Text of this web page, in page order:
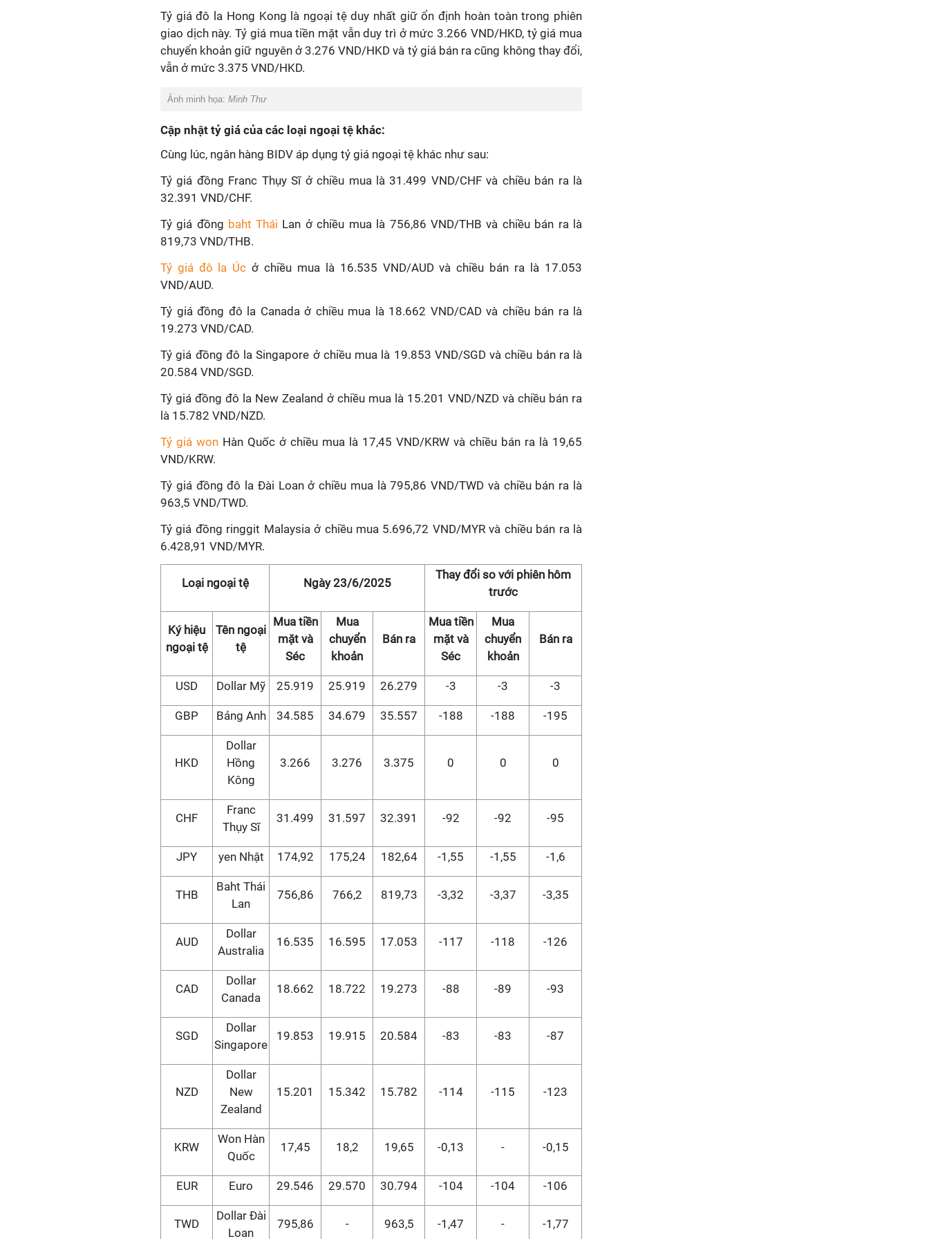
Tỷ giá đô la Hong Kong là ngoại tệ duy nhất giữ ổn định hoàn toàn trong phiên
giao dịch này. Tỷ giá mua tiền mặt vẫn duy trì ở mức 3.266 VND/HKD, tỷ giá mua
chuyển khoản giữ nguyên ở 3.276 VND/HKD và tỷ giá bán ra cũng không thay đổi,
vẫn ở mức 3.375 VND/HKD.
Ảnh minh họa: Minh Thư
Cập nhật tỷ giá của các loại ngoại tệ khác:
Cùng lúc, ngân hàng BIDV áp dụng tỷ giá ngoại tệ khác như sau:
Tỷ giá đồng Franc Thụy Sĩ ở chiều mua là 31.499 VND/CHF và chiều bán ra là
32.391 VND/CHF.
Tỷ giá đồng baht Thái Lan ở chiều mua là 756,86 VND/THB và chiều bán ra là
819,73 VND/THB.
Tỷ giá đô la Úc ở chiều mua là 16.535 VND/AUD và chiều bán ra là 17.053
VND/AUD.
Tỷ giá đồng đô la Canada ở chiều mua là 18.662 VND/CAD và chiều bán ra là
19.273 VND/CAD.
Tỷ giá đồng đô la Singapore ở chiều mua là 19.853 VND/SGD và chiều bán ra là
20.584 VND/SGD.
Tỷ giá đồng đô la New Zealand ở chiều mua là 15.201 VND/NZD và chiều bán ra
là 15.782 VND/NZD.
Tỷ giá won Hàn Quốc ở chiều mua là 17,45 VND/KRW và chiều bán ra là 19,65
VND/KRW.
Tỷ giá đồng đô la Đài Loan ở chiều mua là 795,86 VND/TWD và chiều bán ra là
963,5 VND/TWD.
Tỷ giá đồng ringgit Malaysia ở chiều mua 5.696,72 VND/MYR và chiều bán ra là
6.428,91 VND/MYR.
Loại ngoại tệ Ngày 23/6/2025
Thay đổi so với phiên hôm
trước
Ký hiệu
ngoại tệ
Tên ngoại
tệ
Mua tiền
mặt và
Séc
Mua
chuyển
khoản
Bán ra
Mua tiền
mặt và
Séc
Mua
chuyển
khoản
Bán ra
USD Dollar Mỹ 25.919 25.919 26.279 -3 -3 -3
GBP Bảng Anh 34.585 34.679 35.557 -188 -188 -195
HKD
Dollar
Hồng
Kông
3.266 3.276 3.375 0 0 0
CHF
Franc
Thụy Sĩ
31.499 31.597 32.391 -92 -92 -95
JPY yen Nhật 174,92 175,24 182,64 -1,55 -1,55 -1,6
THB
Baht Thái
Lan
756,86 766,2 819,73 -3,32 -3,37 -3,35
AUD
Dollar
Australia
16.535 16.595 17.053 -117 -118 -126
CAD
Dollar
Canada
18.662 18.722 19.273 -88 -89 -93
SGD
Dollar
Singapore
19.853 19.915 20.584 -83 -83 -87
NZD
Dollar
New
Zealand
15.201 15.342 15.782 -114 -115 -123
KRW
Won Hàn
Quốc
17,45 18,2 19,65 -0,13 - -0,15
EUR Euro 29.546 29.570 30.794 -104 -104 -106
TWD
Dollar Đài
Loan
795,86 - 963,5 -1,47 - -1,77